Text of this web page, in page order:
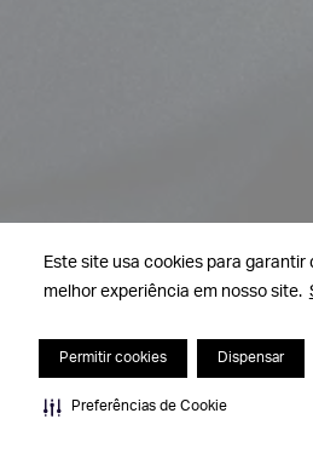
Este site usa cookies para garantir
melhor experiência em nosso site.
Permitir cookies Dispensar
Preferências de Cookie